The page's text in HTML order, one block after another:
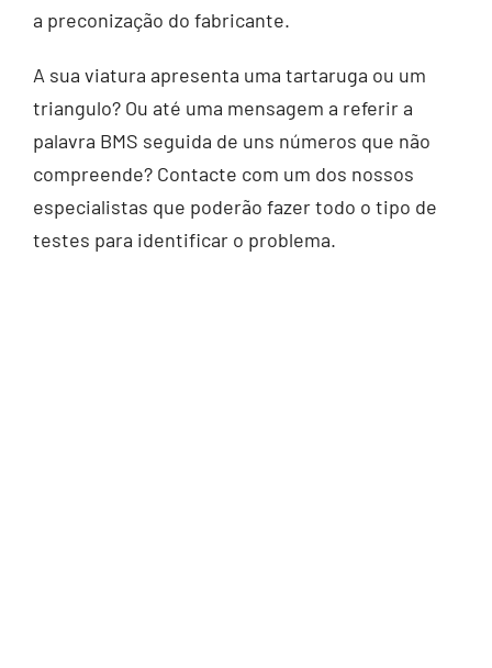
a preconização do fabricante.
A sua viatura apresenta uma tartaruga ou um
triangulo? Ou até uma mensagem a referir a
palavra BMS seguida de uns números que não
compreende? Contacte com um dos nossos
especialistas que poderão fazer todo o tipo de
testes para identificar o problema.